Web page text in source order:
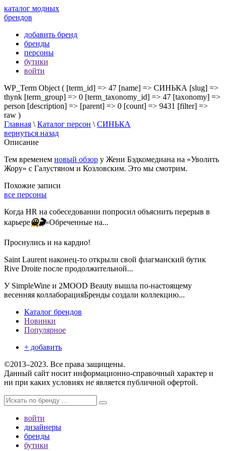
каталог модных
брендов
добавить бренд
бренды
персоны
бутики
войти
WP_Term Object ( [term_id] => 47 [name] => СИНЬКА [slug] =>
thynk [term_group] => 0 [term_taxonomy_id] => 47 [taxonomy] =>
person [description] => [parent] => 0 [count] => 9431 [filter] =>
raw )
Главная \ Каталог персон \ СИНЬКА
вернуться назад
Описание
Тем временем новый обзор у Жени Бэдкомедиана на «Уволить
Жору» с Галустяном и Козловским. Это мы смотрим.
Похожие записи
все персоны
Когда HR на собеседовании попросил объяснить перерыв в
карьере😀🎬«Обреченные на...
Проснулись и на кардио!
Saint Laurent наконец-то открыли свой флагманский бутик
Rive Droite после продолжительной...
У SimpleWine и 2MOOD Beauty вышла по-настоящему
весенняя коллаборацияБренды создали коллекцию...
Каталог брендов
Новинки
Популярное
+ добавить
©2013–2023. Все права защищены.
Данный сайт носит информационно-справочный характер и
ни при каких условиях не является публичной офертой.
войти
дизайнеры
бренды
бутики